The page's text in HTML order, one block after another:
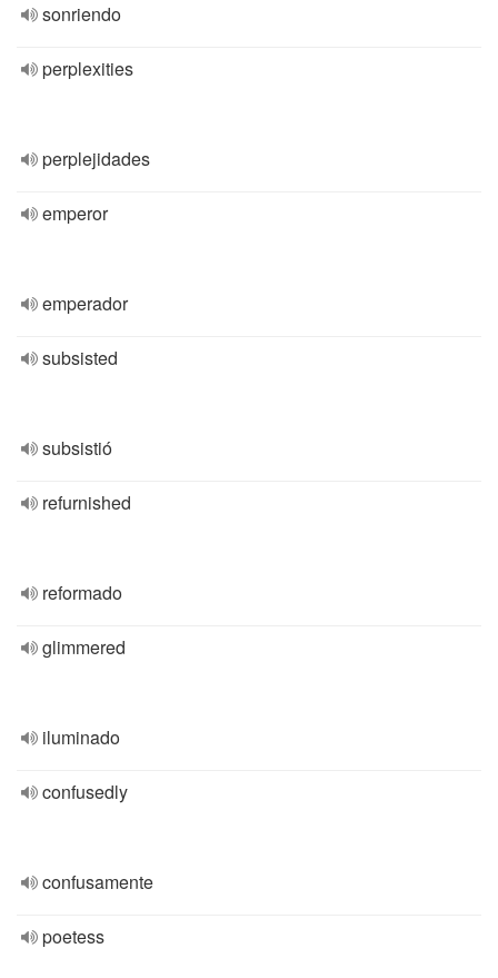
sonriendo
perplexities
perplejidades
emperor
emperador
subsisted
subsistió
refurnished
reformado
glimmered
iluminado
confusedly
confusamente
poetess